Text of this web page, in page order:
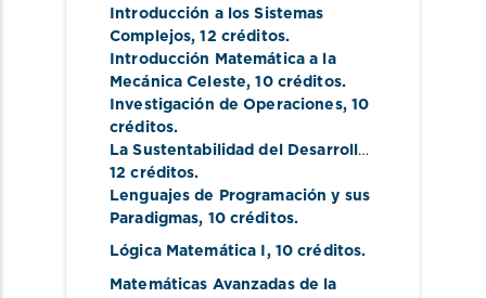
Introducción a los Sistemas
Complejos, 12 créditos.
Introducción Matemática a la
Mecánica Celeste, 10 créditos.
Investigación de Operaciones, 10
créditos.
La Sustentabilidad del Desarrollo
12 créditos.
Lenguajes de Programación y sus
Paradigmas, 10 créditos.
Lógica Matemática I , 10 créditos.
Matemáticas Avanzadas de la